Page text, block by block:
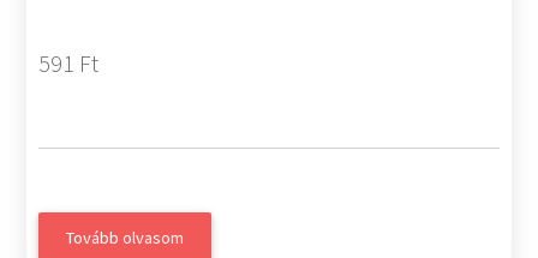
591 Ft
Tovább olvasom